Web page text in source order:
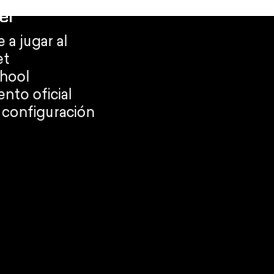
a jugar al
oficial